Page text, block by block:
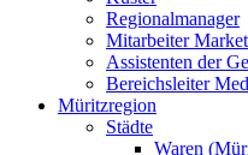
Regionalmanager
Mitarbeiter
Assistenten der
Bereichsleiter
Müritzregion
Städte
Waren